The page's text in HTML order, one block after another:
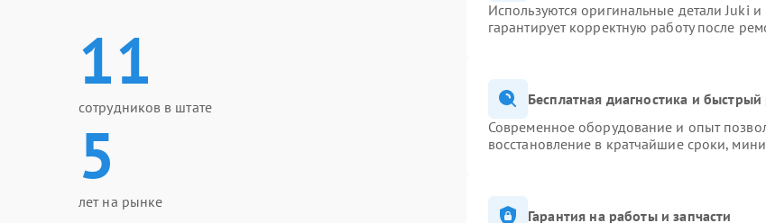
11
сотрудников в штате
5
лет на рынке
Используются оригинальные детали Juki
гарантирует корректную работу после
Бесплатная диагностика и
Современное оборудование и опыт
восстановление в кратчайшие сроки,
Гарантия на работы и запчасти